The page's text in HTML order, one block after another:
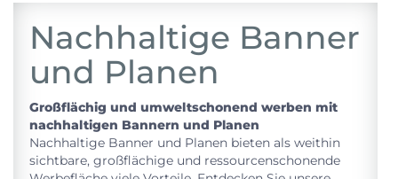
Nachhaltige Banner
und Planen
Großflächig und umweltschonend werben mit
nachhaltigen Bannern und Planen
Nachhaltige Banner und Planen bieten als weithin
sichtbare, großflächige und ressourcenschonende